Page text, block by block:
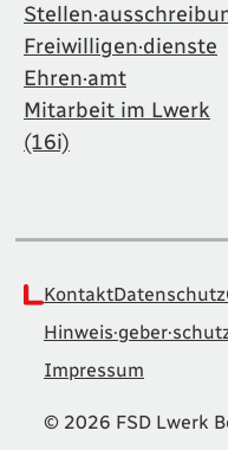
Freiwilligen·dienste
Ehren·amt
Mitarbeit im Lwerk
(16i)
KontaktDatenschutz
Impressum
© 2026 FSD Lwerk